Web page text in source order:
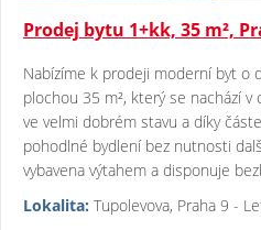
Prodej bytu 1+kk, 35 m²,
Nabízíme k prodeji moderní byt o
plochou 35 m², který se nachází
ve velmi dobrém stavu a díky
pohodlné bydlení bez nutnosti
vybavena výtahem a disponuje
Lokalita: Tupolevova, Praha 9 -